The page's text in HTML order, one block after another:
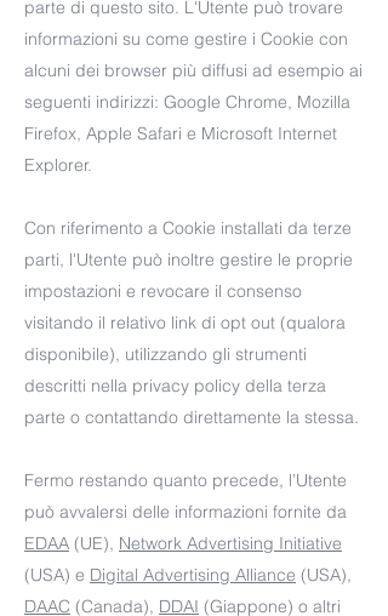
parte di questo sito. L'Utente può trovare
informazioni su come gestire i Cookie con
alcuni dei browser più diffusi ad esempio ai
seguenti indirizzi: Google Chrome, Mozilla
Firefox, Apple Safari e Microsoft Internet
Explorer.
Con riferimento a Cookie installati da terze
parti, l'Utente può inoltre gestire le proprie
impostazioni e revocare il consenso
visitando il relativo link di opt out (qualora
disponibile), utilizzando gli strumenti
descritti nella privacy policy della terza
parte o contattando direttamente la stessa.
Fermo restando quanto precede, l’Utente
può avvalersi delle informazioni fornite da
EDAA (UE), Network Advertising Initiative
(USA) e Digital Advertising Alliance (USA),
DAAC (Canada), DDAI (Giappone) o altri